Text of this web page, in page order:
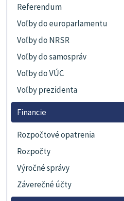
Referendum
Voľby do europarlamentu
Voľby do NRSR
Voľby do samospráv
Voľby do VÚC
Voľby prezidenta
Financie
Rozpočtové opatrenia
Rozpočty
Výročné správy
Záverečné účty